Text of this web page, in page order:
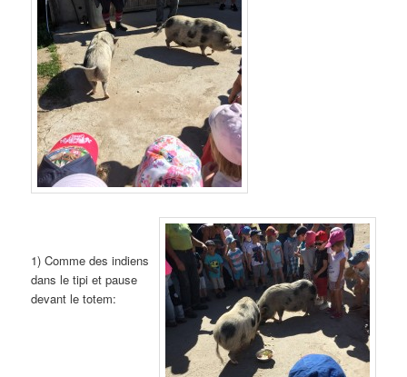
1) Comme des indiens
dans le tipi et pause
devant le totem: